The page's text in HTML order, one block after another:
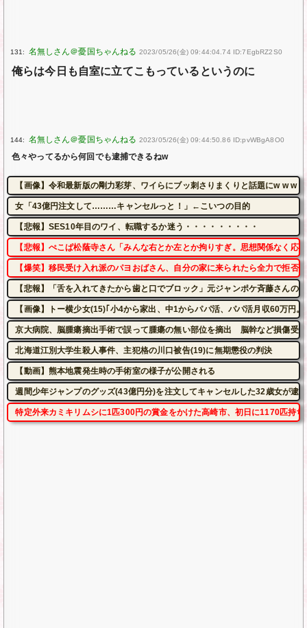
131: 2023/05/26(金) 09:44:04.74 ID:7EgbRZ2S0
俺らは今日も自室に立てこもっているというのに
144: 2023/05/26(金) 09:44:50.86 ID:pvWBgA8O0
色々やってるから何回でも逮捕できるねw
【画像】令和最新版の剛力彩芽、ワイらにブッ刺さりまくりと話題にw w w
女「43億円注文して………キャンセルっと！」←こいつの目的
【悲報】SES10年目のワイ、転職するか迷う・・・・・・・・・
【悲報】ぺこぱ松蔭寺さん「みんな右とか左とか拘りすぎ。思想関係なく応
【爆笑】移民受け入れ派のパヨおばさん、自分の家に来られたら全力で拒否
【悲報】「舌を入れてきたから歯と口でブロック」元ジャンポケ斉藤さんの
【画像】トー横少女(15)｢小4から家出、中1からパパ活、パパ活月収60万円。
京大病院、脳腫瘍摘出手術で誤って腫瘍の無い部位を摘出 脳幹など損傷受
北海道江別大学生殺人事件、主犯格の川口被告(19)に無期懲役の判決
【動画】熊本地震発生時の手術室の様子が公開される
週間少年ジャンプのグッズ(43億円分)を注文してキャンセルした32歳女が逮捕
特定外来カミキリムシに1匹300円の賞金をかけた高崎市、初日に1170匹持ち